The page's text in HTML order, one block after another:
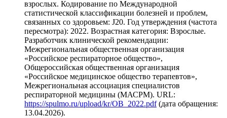
взрослых. Кодирование по Международной
статистической классификации болезней и проблем,
связанных со здоровьем: J20. Год утверждения (частота
пересмотра): 2022. Возрастная категория: Взрослые.
Разработчик клинической рекомендации:
Межрегиональная общественная организация
«Российское респираторное общество»,
Общероссийская общественная организация
«Российское медицинское общество терапевтов»,
Межрегиональная ассоциация специалистов
респираторной медицины (МАСРМ). URL:
https://spulmo.ru/upload/kr/OB_2022.pdf(дата обращения:
13.04.2026).